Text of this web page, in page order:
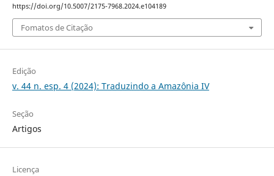
https://doi.org/10.5007/2175-7968.2024.e104189
Fomatos de Citação
Edição
v. 44 n. esp. 4 (2024): Traduzindo a Amazônia IV
Seção
Artigos
Licença